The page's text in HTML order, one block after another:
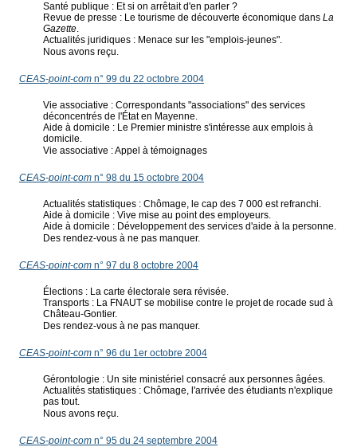
Santé publique : Et si on arrêtait d'en parler ?
Revue de presse : Le tourisme de découverte économique dans La
Gazette.
Actualités juridiques : Menace sur les "emplois-jeunes".
Nous avons reçu.
CEAS-point-comn° 99 du 22 octobre 2004
Vie associative : Correspondants "associations" des services
déconcentrés de l'État en Mayenne.
Aide à domicile : Le Premier ministre s'intéresse aux emplois à
domicile.
Vie associative : Appel à témoignages
CEAS-point-comn° 98 du 15 octobre 2004
Actualités statistiques : Chômage, le cap des 7 000 est refranchi.
Aide à domicile : Vive mise au point des employeurs.
Aide à domicile : Développement des services d'aide à la personne.
Des rendez-vous à ne pas manquer.
CEAS-point-comn° 97 du 8 octobre 2004
Élections : La carte électorale sera révisée.
Transports : La FNAUT se mobilise contre le projet de rocade sud à
Château-Gontier.
Des rendez-vous à ne pas manquer.
CEAS-point-comn° 96 du 1er octobre 2004
Gérontologie : Un site ministériel consacré aux personnes âgées.
Actualités statistiques : Chômage, l'arrivée des étudiants n'explique
pas tout.
Nous avons reçu.
CEAS-point-comn° 95 du 24 septembre 2004